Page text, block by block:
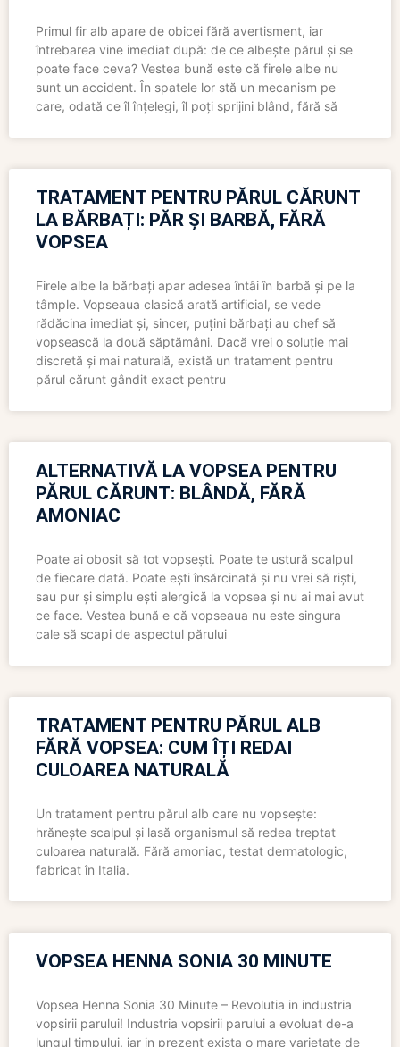
Primul fir alb apare de obicei fără avertisment, iar
întrebarea vine imediat după: de ce albește părul și se
poate face ceva? Vestea bună este că firele albe nu
sunt un accident. În spatele lor stă un mecanism pe
care, odată ce îl înțelegi, îl poți sprijini blând, fără să
TRATAMENT PENTRU PĂRUL CĂRUNT
LA BĂRBAȚI: PĂR ȘI BARBĂ, FĂRĂ
VOPSEA
Firele albe la bărbați apar adesea întâi în barbă și pe la
tâmple. Vopseaua clasică arată artificial, se vede
rădăcina imediat și, sincer, puțini bărbați au chef să
vopsească la două săptămâni. Dacă vrei o soluție mai
discretă și mai naturală, există un tratament pentru
părul cărunt gândit exact pentru
ALTERNATIVĂ LA VOPSEA PENTRU
PĂRUL CĂRUNT: BLÂNDĂ, FĂRĂ
AMONIAC
Poate ai obosit să tot vopsești. Poate te ustură scalpul
de fiecare dată. Poate ești însărcinată și nu vrei să riști,
sau pur și simplu ești alergică la vopsea și nu ai mai avut
ce face. Vestea bună e că vopseaua nu este singura
cale să scapi de aspectul părului
TRATAMENT PENTRU PĂRUL ALB
FĂRĂ VOPSEA: CUM ÎȚI REDAI
CULOAREA NATURALĂ
Un tratament pentru părul alb care nu vopsește:
hrănește scalpul și lasă organismul să redea treptat
culoarea naturală. Fără amoniac, testat dermatologic,
fabricat în Italia.
VOPSEA HENNA SONIA 30 MINUTE
Vopsea Henna Sonia 30 Minute – Revolutia in industria
vopsirii parului! Industria vopsirii parului a evoluat de-a
lungul timpului, iar in prezent exista o mare varietate de